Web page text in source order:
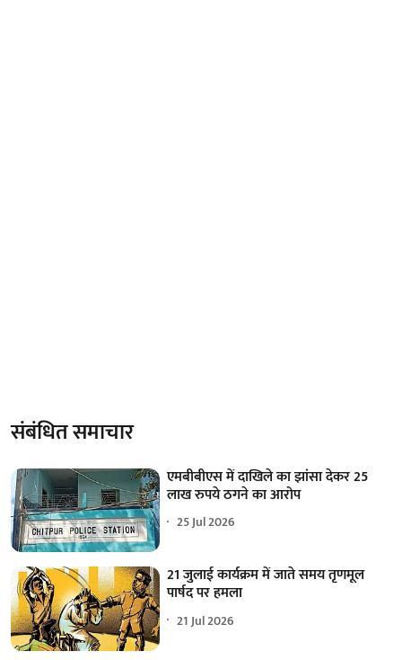
संबंधित समाचार
एमबीबीएस में दाखिले का झांसा देकर 25
लाख रुपये ठगने का आरोप
25 Jul 2026
21 जुलाई कार्यक्रम में जाते समय तृणमूल
पार्षद पर हमला
21 Jul 2026